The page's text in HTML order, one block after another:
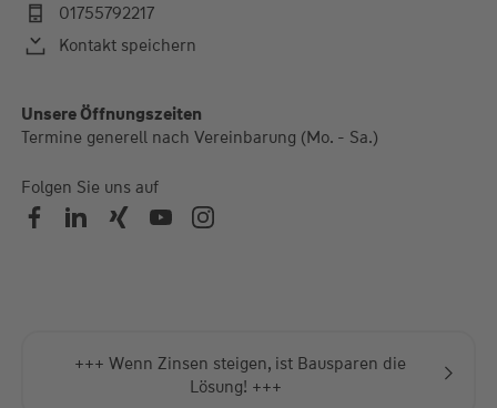
01755792217
Kontakt speichern
Alle Öffnungszeiten
Termine generell nach Vereinbarung (Mo. - Sa.)
Unsere Öffnungszeiten
Termine generell nach Vereinbarung (Mo. - Sa.)
Folgen Sie uns auf
+++ Wenn Zinsen steigen, ist Bausparen die
Lösung! +++